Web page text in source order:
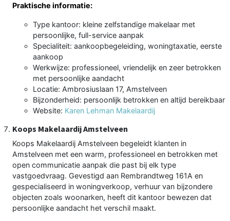
Praktische informatie:
Type kantoor: kleine zelfstandige makelaar met
persoonlijke, full-service aanpak
Specialiteit: aankoopbegeleiding, woningtaxatie, eerste
aankoop
Werkwijze: professioneel, vriendelijk en zeer betrokken
met persoonlijke aandacht
Locatie: Ambrosiuslaan 17, Amstelveen
Bijzonderheid: persoonlijk betrokken en altijd bereikbaar
Website: Karen Lehman Makelaardij
Koops Makelaardij Amstelveen
Koops Makelaardij Amstelveen begeleidt klanten in
Amstelveen met een warm, professioneel en betrokken met
open communicatie aanpak die past bij elk type
vastgoedvraag. Gevestigd aan Rembrandtweg 161A en
gespecialiseerd in woningverkoop, verhuur van bijzondere
objecten zoals woonarken, heeft dit kantoor bewezen dat
persoonlijke aandacht het verschil maakt.